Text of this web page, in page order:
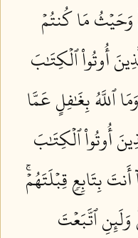
مَا كُنتُمۡ
أُوتُواْ ٱلۡكِتَٰبَ
ٱللَّهُ بِغَٰفِلٍ عَمَّا
أُوتُواْ ٱلۡكِتَٰبَ
بِتَابِعٖ قِبۡلَتَهُمۡۚ
ٱتَّبَعۡتَ